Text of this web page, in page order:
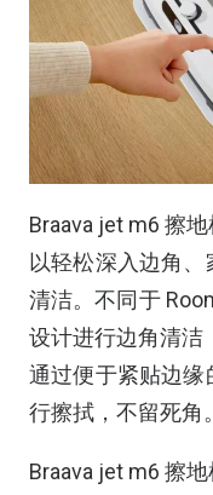
Braava jet m6 擦
以轻松深入边角
清洁。不同于
设计进行边角清洁
通过便于紧贴边
行擦拭，不留死角。
Braava jet m6 擦